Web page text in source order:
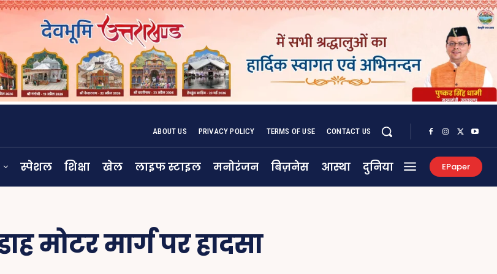
ABOUT US PRIVACY POLICY TERMS OF USE CONTACT US
स्पेशल शिक्षा खेल लाइफ स्टाइल मनोरंजन बिज़नेस आस्था दुनिया EPaper
मोटर मार्ग पर हादसा